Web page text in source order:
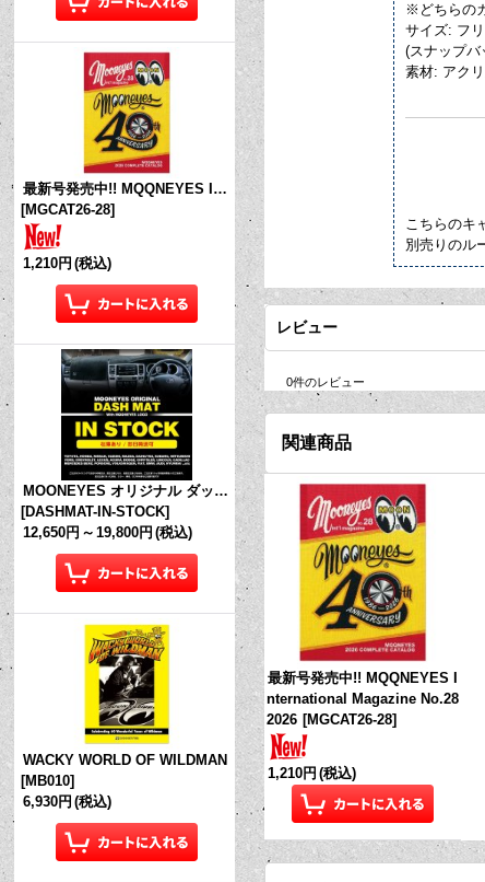
最新号発売中!! MQQNEYES International Magazine No.28 2026
[MGCAT26-28]
1,210円 (税込)
MOONEYES オリジナル ダッシュマット (in Stock!)
[DASHMAT-IN-STOCK]
12,650円 ～ 19,800円 (税込)
WACKY WORLD OF WILDMAN
[MB010]
6,930円 (税込)
※どちらの
サイズ: フ
(スナップバ
素材: アク
こちらのキ
別売りのル
レビュー
0件のレビュー
関連商品
最新号発売中!! MQQNEYES I
nternational Magazine No.28
2026 [MGCAT26-28]
1,210円 (税込)